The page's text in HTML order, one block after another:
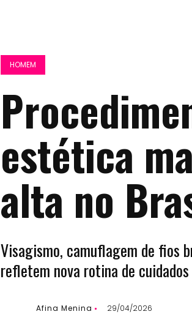
HOMEM
estética
alta no
Visagismo, camuflagem de fios
refletem nova rotina de
Afina Menina 29/04/2026